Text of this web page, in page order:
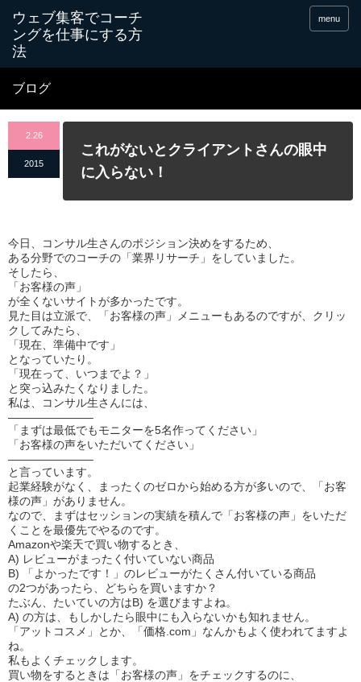
menu
ブログ
2.26
2015
これがないとクライアントさんの眼中
に入らない！
今日、コンサル生さんのポジション決めをするため、
ある分野でのコーチの「業界リサーチ」をしていました。
そしたら、
「お客様の声」
が全くないサイトが多かったです。
見た目は立派で、「お客様の声」メニューもあるのですが、クリッ
クしてみたら、
「現在、準備中です」
となっていたり。
「現在って、いつまでよ？」
と突っ込みたくなりました。
私は、コンサル生さんには、
———————–
「まずは最低でもモニターを5名作ってください」
「お客様の声をいただいてください」
———————–
と言っています。
起業経験がなく、まったくのゼロから始める方が多いので、「お客
様の声」がありません。
なので、まずはセッションの実績を積んで「お客様の声」をいただ
くことを最優先でやるのです。
Amazonや楽天で買い物するとき、
A) レビューがまったく付いていない商品
B) 「よかったです！」のレビューがたくさん付いている商品
の2つがあったら、どちらを買いますか？
たぶん、たいていの方はB) を選びますよね。
A) の方は、もしかしたら眼中にも入らないかも知れません。
「アットコスメ」とか、「価格.com」なんかもよく使われてますよ
ね。
私もよくチェックします。
買い物をするときは「お客様の声」をチェックするのに、